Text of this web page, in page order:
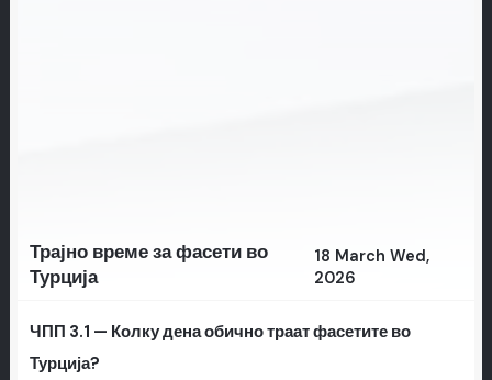
Трајно време за фасети во
Турција
18 March Wed,
2026
ЧПП 3.1 — Колку дена обично траат фасетите во
Турција?